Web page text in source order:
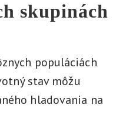
skupinách
populáciách
stav môžu
hladovania na